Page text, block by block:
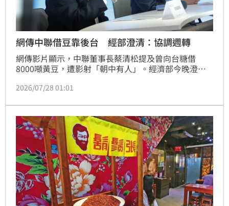
網傳中聯借豆靠後台 經部澄清：協調週轉
網傳影片顯示，中聯董事長蔡清松提及曾向台糖借
8000噸黃豆，遭影射「朝中有人」。經濟部今晚澄
用穀物缺乏，為穩定供應而協調週轉，業者已全數歸
2026/07/28 01:01